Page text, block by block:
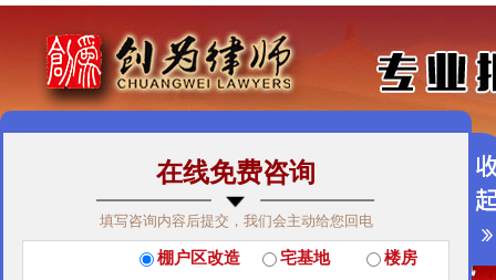
免费咨询热线：400-900-9881
关于我们 | 团队荣誉 | 客户见证 | 创为公益
经典案例
| 律师团队 拆迁维权 | 征地维权
在线免费咨询
填写咨询内容后提交，我们会主动给您回电
棚户区改造 宅基地
楼房